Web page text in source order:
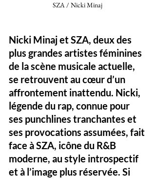
SZA / Nicki Minaj
Nicki Minaj et SZA, deux des
plus grandes artistes féminines
de la scène musicale actuelle,
se retrouvent au cœur d’un
affrontement inattendu. Nicki,
légende du rap, connue pour
ses punchlines tranchantes et
ses provocations assumées, fait
face à SZA, icône du R&B
moderne, au style introspectif
et à l’image plus réservée. Si